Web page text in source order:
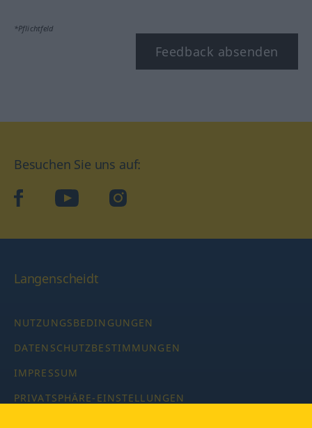
*Pflichtfeld
Feedback absenden
Besuchen Sie uns auf:
facebookYouTube Instagram
Langenscheidt
NUTZUNGSBEDINGUNGEN
DATENSCHUTZBESTIMMUNGEN
IMPRESSUM
PRIVATSPHÄRE-EINSTELLUNGEN